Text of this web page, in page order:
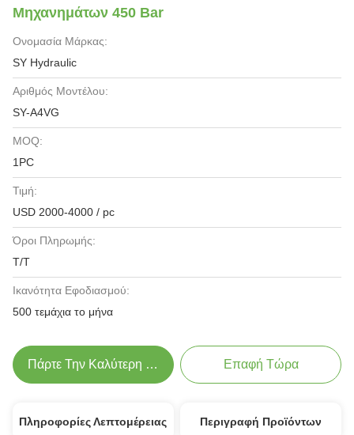
Μηχανημάτων 450 Bar
Ονομασία Μάρκας:
SY Hydraulic
Αριθμός Μοντέλου:
SY-A4VG
MOQ:
1PC
Τιμή:
USD 2000-4000 / pc
Όροι Πληρωμής:
Τ/Τ
Ικανότητα Εφοδιασμού:
500 τεμάχια το μήνα
Πάρτε Την Καλύτερη Τιμή Επαφή Τώρα
Πληροφορίες Λεπτομέρειας Περιγραφή Προϊόντων